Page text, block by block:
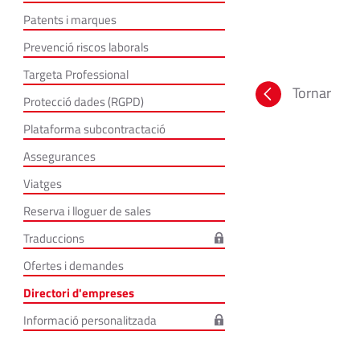
Patents i marques
Prevenció riscos laborals
Targeta Professional
Protecció dades (RGPD)
Plataforma subcontractació
Assegurances
Viatges
Reserva i lloguer de sales
Traduccions
Ofertes i demandes
Directori d'empreses
Informació personalitzada
Tornar